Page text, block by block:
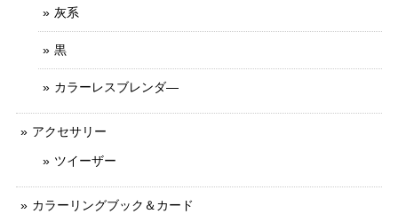
灰系
黒
カラーレスブレンダ―
アクセサリー
ツイーザー
カラーリングブック＆カード